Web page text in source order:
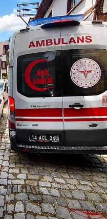
Güncel
Bolu’da Acı Kayıp
Beni Kurtar” Dedi